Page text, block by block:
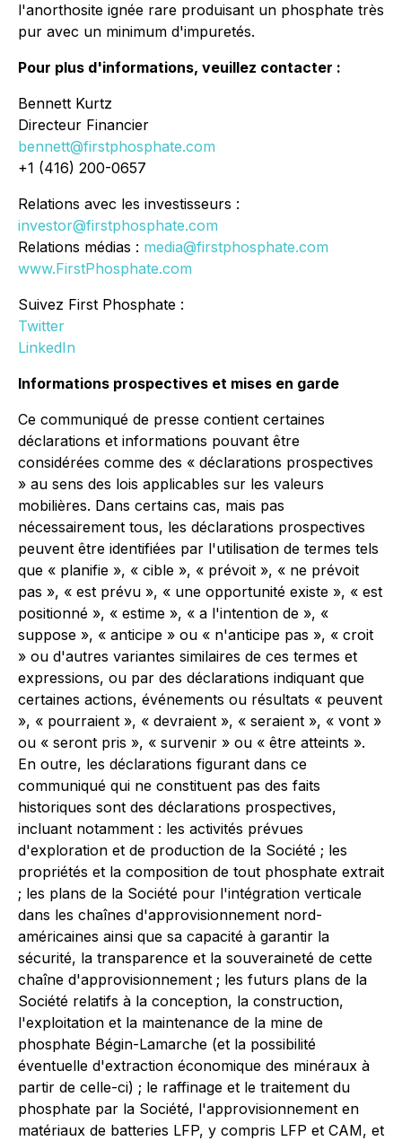
l'anorthosite ignée rare produisant un phosphate très
pur avec un minimum d'impuretés.
Pour plus d'informations, veuillez contacter :
Bennett Kurtz
Directeur Financier
bennett@firstphosphate.com
+1 (416) 200-0657
Relations avec les investisseurs :
investor@firstphosphate.com
Relations médias : media@firstphosphate.com
www.FirstPhosphate.com
Suivez First Phosphate :
Twitter
LinkedIn
Informations prospectives et mises en garde
Ce communiqué de presse contient certaines
déclarations et informations pouvant être
considérées comme des « déclarations prospectives
» au sens des lois applicables sur les valeurs
mobilières. Dans certains cas, mais pas
nécessairement tous, les déclarations prospectives
peuvent être identifiées par l'utilisation de termes tels
que « planifie », « cible », « prévoit », « ne prévoit
pas », « est prévu », « une opportunité existe », « est
positionné », « estime », « a l'intention de », «
suppose », « anticipe » ou « n'anticipe pas », « croit
» ou d'autres variantes similaires de ces termes et
expressions, ou par des déclarations indiquant que
certaines actions, événements ou résultats « peuvent
», « pourraient », « devraient », « seraient », « vont »
ou « seront pris », « survenir » ou « être atteints ».
En outre, les déclarations figurant dans ce
communiqué qui ne constituent pas des faits
historiques sont des déclarations prospectives,
incluant notamment : les activités prévues
d'exploration et de production de la Société ; les
propriétés et la composition de tout phosphate extrait
; les plans de la Société pour l'intégration verticale
dans les chaînes d'approvisionnement nord-
américaines ainsi que sa capacité à garantir la
sécurité, la transparence et la souveraineté de cette
chaîne d'approvisionnement ; les futurs plans de la
Société relatifs à la conception, la construction,
l'exploitation et la maintenance de la mine de
phosphate Bégin-Lamarche (et la possibilité
éventuelle d'extraction économique des minéraux à
partir de celle-ci) ; le raffinage et le traitement du
phosphate par la Société, l'approvisionnement en
matériaux de batteries LFP, y compris LFP et CAM, et